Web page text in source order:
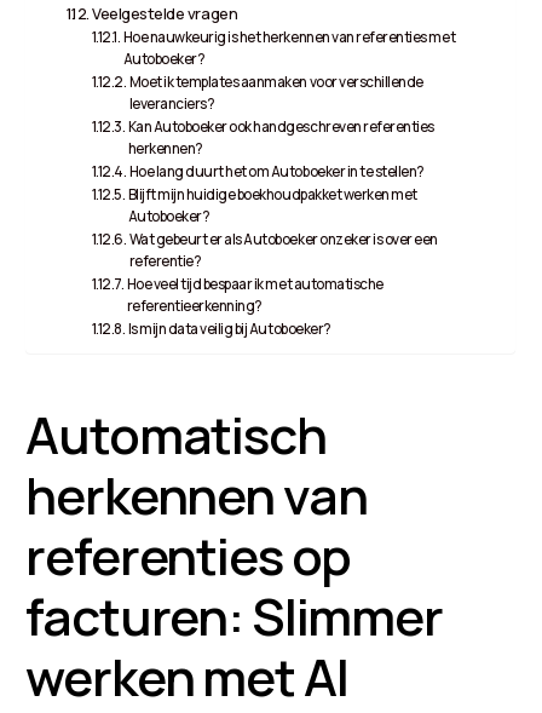
Veelgestelde vragen
Hoe nauwkeurig is het herkennen van referenties met
Autoboeker?
Moet ik templates aanmaken voor verschillende
leveranciers?
Kan Autoboeker ook handgeschreven referenties
herkennen?
Hoe lang duurt het om Autoboeker in te stellen?
Blijft mijn huidige boekhoudpakket werken met
Autoboeker?
Wat gebeurt er als Autoboeker onzeker is over een
referentie?
Hoe veel tijd bespaar ik met automatische
referentieerkenning?
Is mijn data veilig bij Autoboeker?
Automatisch
herkennen van
referenties op
facturen: Slimmer
werken met AI